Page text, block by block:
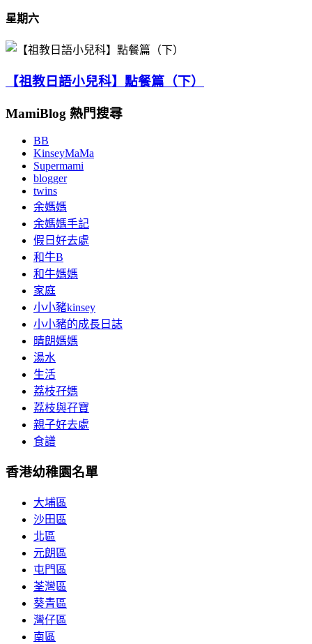
星期六
【祖教日語小兒科】點餐篇（下）
MamiBlog 熱門搜尋
BB
KinseyMaMa
Supermami
blogger
twins
余媽媽
余媽媽手記
假日好去處
和牛B
和牛媽媽
家庭
小小豬kinsey
小小豬的成長日誌
晴朗媽媽
湯水
生活
荔枝孖媽
荔枝與孖寶
親子好去處
食譜
香港幼稚園名單
大埔區
沙田區
北區
元朗區
屯門區
荃灣區
葵青區
灣仔區
南區